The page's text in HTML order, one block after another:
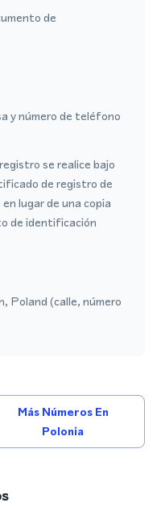
de
y número de teléfono
se realice bajo
de registro de
lugar de una copia
de identificación
Poland (calle, número
Más Números En
Polonia